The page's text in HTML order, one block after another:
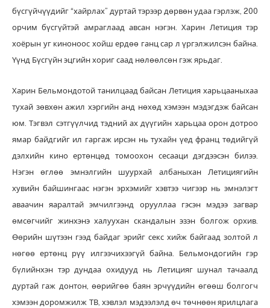
бүсгүйчүүдийг “хайрлах” дуртай тэрээр дөрвөн удаа гэрлэж, 200
орчим бүсгүйтэй амраглаад авсан нэгэн. Харин Летиция тэр
хоёрын уг киноноос хойш ердөө ганц сар л үргэлжилсэн байна.
Үүнд Бүсгүйн эцгийн хориг саад нөлөөлсөн гэж ярьдаг.
Харин Бельмондотой танилцаад байсан Летиция харьцааныхаа
тухай зөвхөн ажил хэргийн анд нөхөд хэмээн мэдэгдэж байсан
юм. Тэгвэл сэтгүүлчид тэдний ах дүүгийн харьцаа орон дотроо
ямар байдгийг ил гаргаж ирсэн нь тухайн үед франц төдийгүй
дэлхийн кино ертөнцөд томоохон сесааци дэгдээсэн билээ.
Нэгэн өглөө эмнэлгийн шуурхай албаныхан Летициягийн
хувийн байшингаас нэгэн эрхэмийг хэвтээ чигээр нь эмнэлэгт
аваачин яаралтай эмчилгээнд орууллаа гэсэн мэдээ загвар
өмсөгчийг жинхэнэ халуухан скандалын эзэн болгож орхив.
Өөрийн шүтээн гээд байдаг эрийг секс хийж байгаад золтой л
нөгөө ертөнц рүү илгээчихээгүй байна. Бельмондогийн гэр
бүлийнхэн тэр дундаа охидууд нь Летицияг шунал тачаалд
дуртай гаж донтон, өөрийгөө баян эрчүүдийн өгөөш болгогч
хэмээн доромжилж ТВ, хэвлэл мэдээлэлд өч төчнөөн ярилцлага